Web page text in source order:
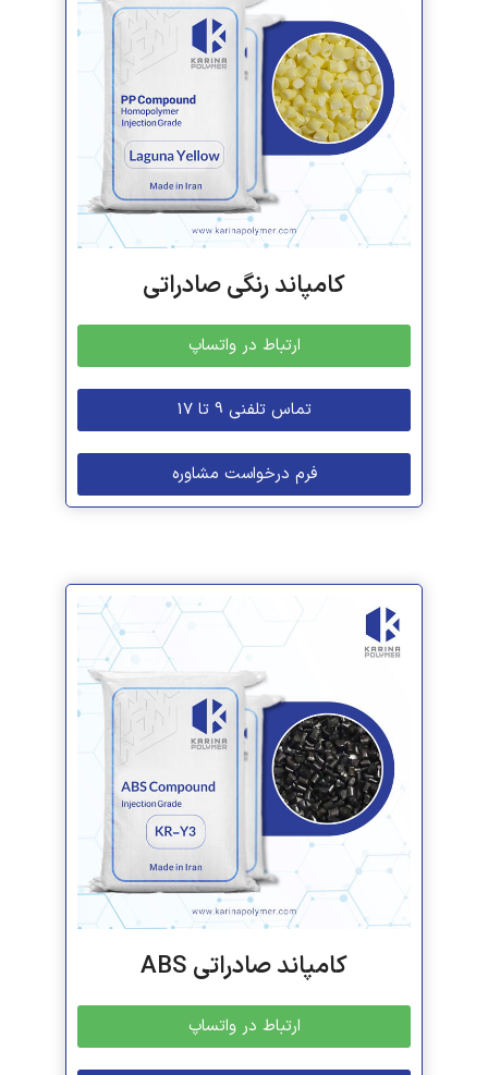
کامپاند رنگی صادراتی
ارتباط در واتساپ
تماس تلفنی 9 تا 17
فرم درخواست مشاوره
کامپاند صادراتی ABS
ارتباط در واتساپ